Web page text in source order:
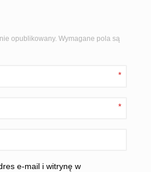
opublikowany. Wymagane pola są
*
*
e-mail i witrynę w